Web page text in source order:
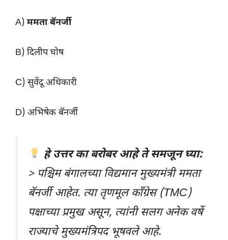
A) ममता बॅनर्जी
B) दिलीप घोष
C) सुवेंदू अधिकारी
D) अभिषेक बॅनर्जी
हे उत्तर का बरोबर आहे ते समजून घ्या:
> पश्चिम बंगालच्या विद्यमान मुख्यमंत्री ममता
बॅनर्जी आहेत. त्या तृणमूल काँग्रेस (TMC)
पक्षाच्या प्रमुख असून, त्यांनी सलग अनेक वर्षे
राज्याचे मुख्यमंत्रिपद भूषवले आहे.